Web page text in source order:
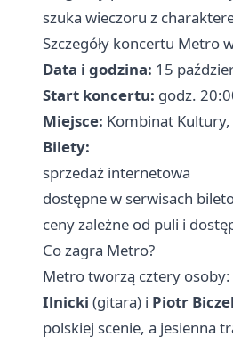
szuka wieczoru z
Szczegóły koncertu Metro
Data i godzina: 15
Start koncertu: godz.
Miejsce: Kombinat
Bilety:
sprzedaż internetowa
dostępne w serwisach
ceny zależne od puli i
Co zagra Metro?
Metro tworzą cztery osoby:
Ilnicki (gitara) i Piotr Biczel
polskiej scenie, a jesienna